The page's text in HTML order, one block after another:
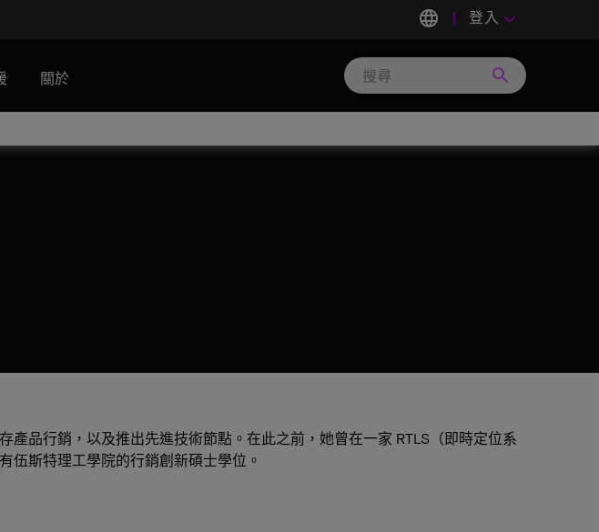
language 登入 keyboard_arrow_down
關於 search
品行銷，以及推出先進技術節點。在此之前，她曾在一家 RTLS（即時定位系
伍斯特理工學院的行銷創新碩士學位。